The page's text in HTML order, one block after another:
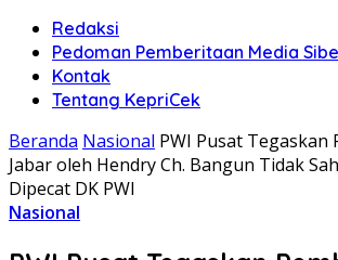
Redaksi
Pedoman Pemberitaan Media
Kontak
Tentang KepriCek
Beranda Nasional PWI Pusat Tegaskan
Jabar oleh Hendry Ch. Bangun Tidak
Dipecat DK PWI
Nasional